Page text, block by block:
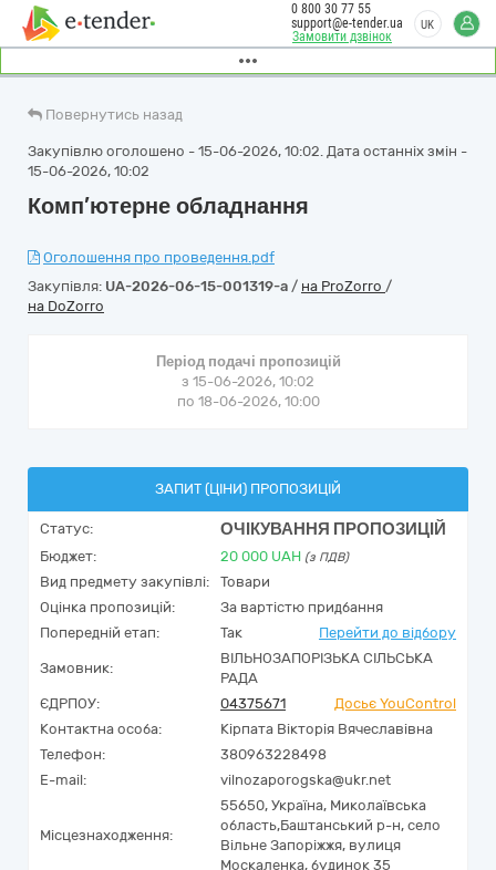
Замовити дзвінок
0 800 30 77 55
support@e-tender.ua
UK
Повернутись назад
Закупівлю оголошено - 15-06-2026, 10:02. Дата останніх змін -
15-06-2026, 10:02
Комп’ютерне обладнання
Оголошення про проведення.pdf
Закупівля: UA-2026-06-15-001319-a / на ProZorro /
на DoZorro
Період подачі пропозицій
з 15-06-2026, 10:02
по 18-06-2026, 10:00
ЗАПИТ (ЦІНИ) ПРОПОЗИЦІЙ
Статус: ОЧІКУВАННЯ ПРОПОЗИЦІЙ
Бюджет: 20 000 UAH (з ПДВ)
Вид предмету закупівлі:
Товари
Оцінка пропозицій:
За вартістю придбання
Попередній етап:
Так Перейти до відбору
Замовник:
ВІЛЬНОЗАПОРІЗЬКА СІЛЬСЬКА
РАДА
ЄДРПОУ:
04375671
Досьє YouControl
Контактна особа:
Кірпата Вікторія Вячеславівна
Телефон:
380963228498
E-mail:
vilnozaporogska@ukr.net
Місцезнаходження:
55650, Україна, Миколаївська
область,Баштанський р-н, село
Вільне Запоріжжя, вулиця
Москаленка, будинок 35